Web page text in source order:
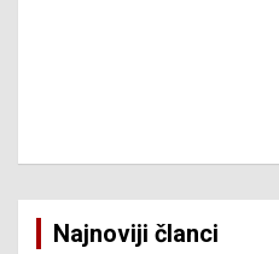
Najnoviji članci